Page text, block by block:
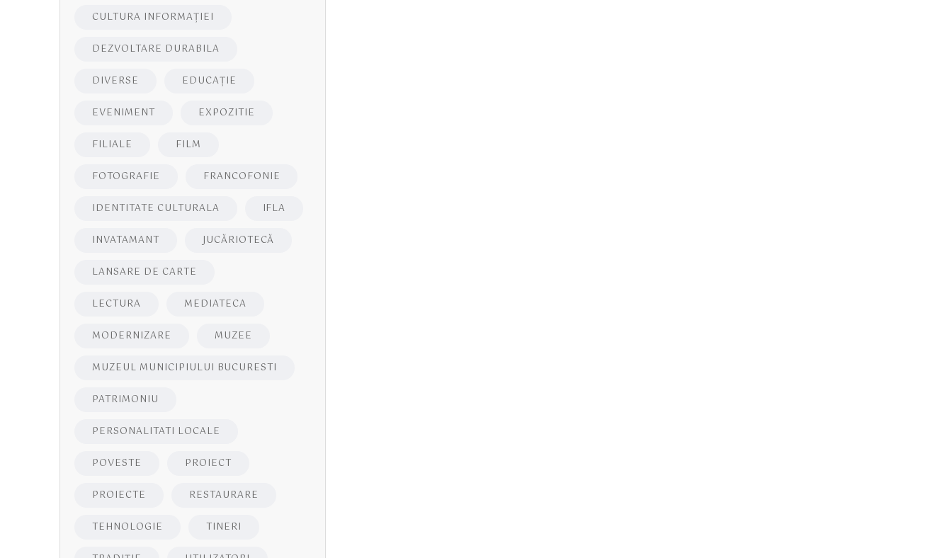
CULTURA INFORMAŢIEI
DEZVOLTARE DURABILA
DIVERSE EDUCAŢIE
EVENIMENT EXPOZITIE
FILIALE FILM
FOTOGRAFIE FRANCOFONIE
IDENTITATE CULTURALA IFLA
INVATAMANT JUCĂRIOTECĂ
LANSARE DE CARTE
LECTURA MEDIATECA
MODERNIZARE MUZEE
MUZEUL MUNICIPIULUI BUCURESTI
PATRIMONIU
PERSONALITATI LOCALE
POVESTE PROIECT
PROIECTE RESTAURARE
TEHNOLOGIE TINERI